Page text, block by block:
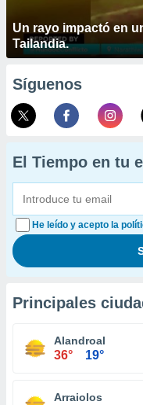
Un rayo impactó en
Tailandia.
Síguenos
El Tiempo en tu
He leído y acepto la
Principales
Alandroal
36° 19°
Arraiolos